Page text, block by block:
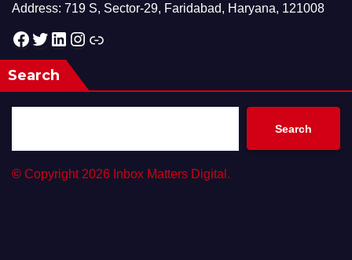
Address: 719 S, Sector-29, Faridabad, Haryana, 121008
Facebook Twitter LinkedIn Instagram Link
Search
Search
© Copyright 2026 Inbox Matters Digital.